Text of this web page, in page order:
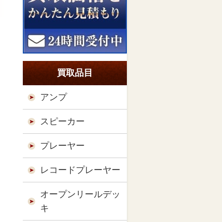
買取品目
アンプ
スピーカー
プレーヤー
レコードプレーヤー
オープンリールデッ
キ